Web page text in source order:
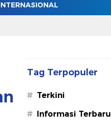
Tag Terpopuler
# Terkini
# Informasi Terbaru